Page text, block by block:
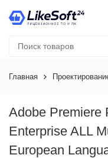
Главная
Adobe Premiere
Enterprise ALL
European